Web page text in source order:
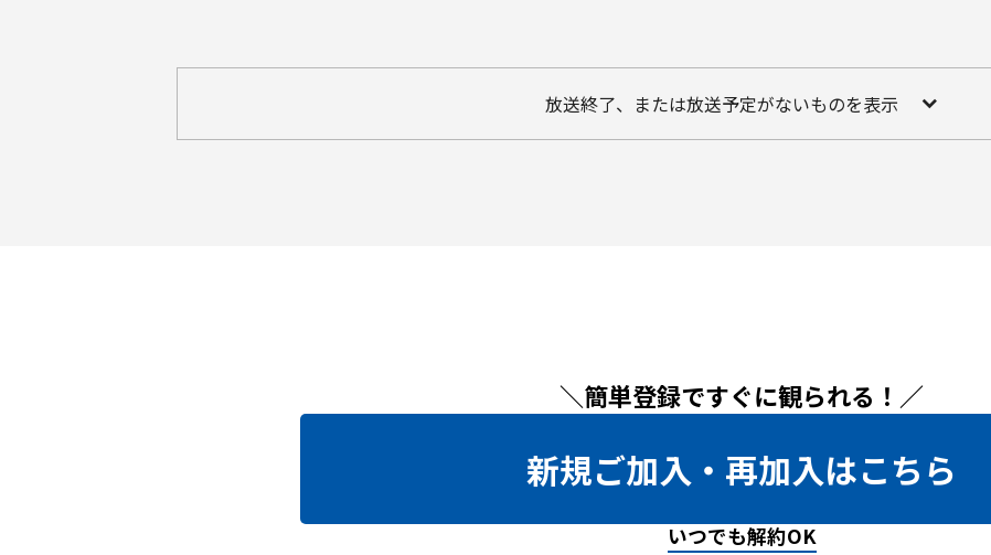
放送終了、または放送予定がないものを表示
＼簡単登録ですぐに観られる！／
新規ご加入・再加入はこちら
いつでも解約OK